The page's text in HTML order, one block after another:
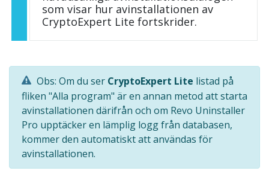
som visar hur avinstallationen av
CryptoExpert Lite fortskrider.
Obs: Om du ser CryptoExpert Lite listad på
fliken "Alla program" är en annan metod att starta
avinstallationen därifrån och om Revo Uninstaller
Pro upptäcker en lämplig logg från databasen,
kommer den automatiskt att användas för
avinstallationen.